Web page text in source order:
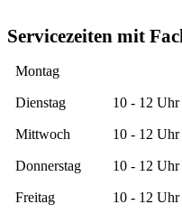
Servicezeiten mit
Montag
Dienstag 10 - 12 Uhr
Mittwoch 10 - 12 Uhr
Donnerstag 10 - 12 Uhr
Freitag 10 - 12 Uhr